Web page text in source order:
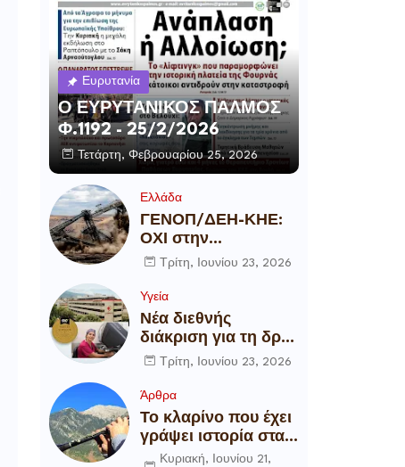
Ευρυτανία
Ο ΕΥΡΥΤΑΝΙΚΟΣ ΠΑΛΜΟΣ
Φ.1192 - 25/2/2026
Τετάρτη, Φεβρουαρίου 25, 2026
Ελλάδα
ΓΕΝΟΠ/ΔΕΗ-ΚΗΕ:
ΟΧΙ στην
αποξήλωση των
υποδομών της
χώρας
Τρίτη, Ιουνίου 23, 2026
Υγεία
Νέα διεθνής
διάκριση για τη δρ
Θάλεια
Διευθύντρια
Xειρουργό του
Metropolitan
General
Τρίτη, Ιουνίου 23, 2026
Άρθρα
Το κλαρίνο που έχει
γράψει ιστορία στα
χωριά της Ρούμελης
Κυριακή, Ιουνίου 21,